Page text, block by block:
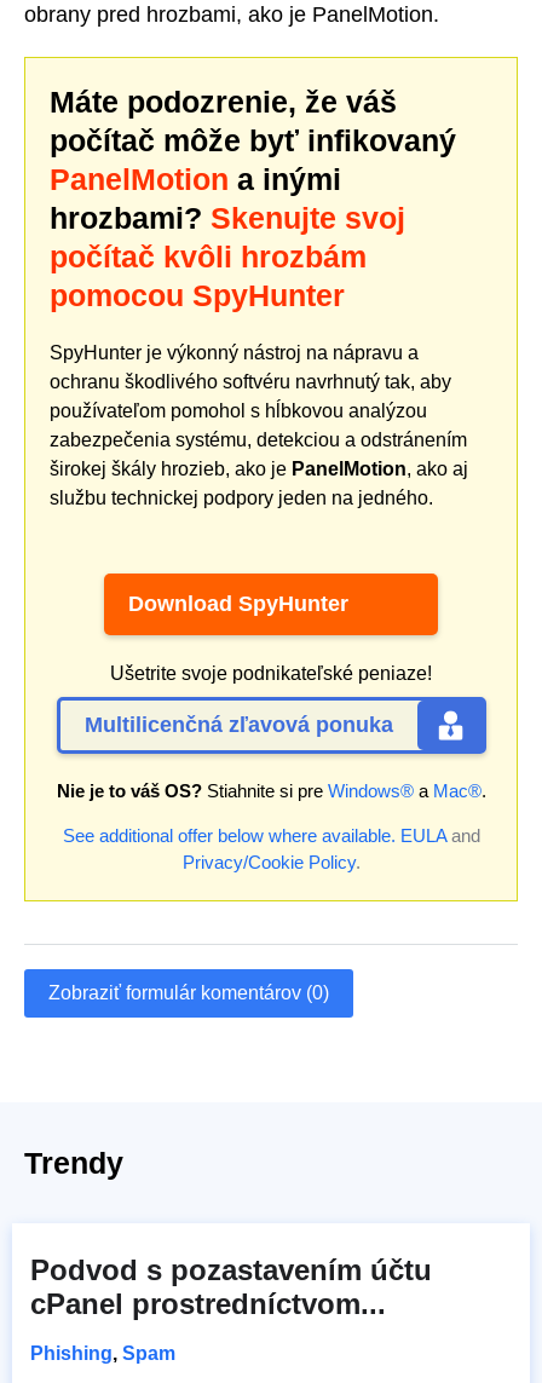
obrany pred hrozbami, ako je PanelMotion.
Máte podozrenie, že váš
počítač môže byť infikovaný
PanelMotion a inými
hrozbami? Skenujte svoj
počítač kvôli hrozbám
pomocou SpyHunter
SpyHunter je výkonný nástroj na nápravu a
ochranu škodlivého softvéru navrhnutý tak, aby
používateľom pomohol s hĺbkovou analýzou
zabezpečenia systému, detekciou a odstránením
širokej škály hrozieb, ako je PanelMotion, ako aj
službu technickej podpory jeden na jedného.
Download SpyHunter
Ušetrite svoje podnikateľské peniaze!
Multilicenčná zľavová ponuka
Nie je to váš OS?Stiahnite si pre Windows®a Mac®.
See additional offer below where available. EULAand
Privacy/Cookie Policy.
Zobraziť formulár komentárov (0)
Trendy
Podvod s pozastavením účtu
cPanel prostredníctvom...
Phishing, Spam